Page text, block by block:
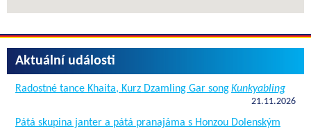
Aktuální události
Radostné tance Khaita, Kurz Dzamling Gar songKunkyabling
21.11.2026
Pátá skupina janter a pátá pranajáma s Honzou Dolenským